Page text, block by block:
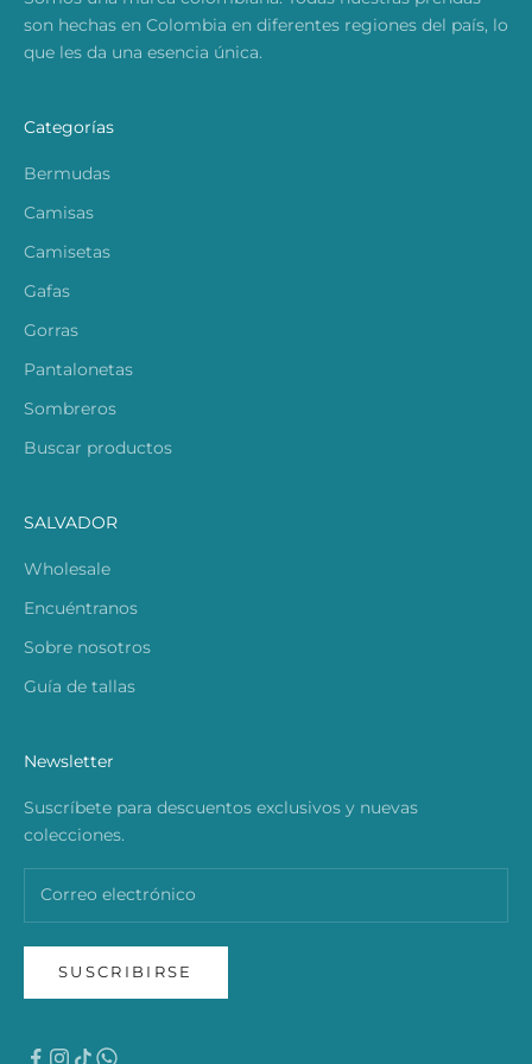
son hechas en Colombia en diferentes regiones del país, lo
que les da una esencia única.
Categorías
Bermudas
Camisas
Camisetas
Gafas
Gorras
Pantalonetas
Sombreros
Buscar productos
SALVADOR
Wholesale
Encuéntranos
Sobre nosotros
Guía de tallas
Newsletter
Suscríbete para descuentos exclusivos y nuevas
colecciones.
SUSCRIBIRSE